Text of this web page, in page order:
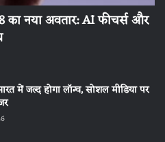
का नया अवतार: AI फीचर्स और
में जल्द होगा लॉन्च, सोशल मीडिया पर